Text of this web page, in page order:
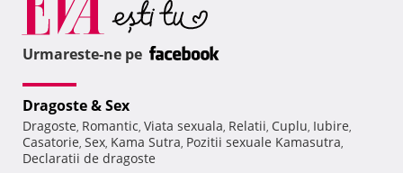
Urmareste-ne pe
Dragoste & Sex
Dragoste, Romantic, Viata sexuala, Relatii, Cuplu, Iubire,
Casatorie, Sex, Kama Sutra, Pozitii sexuale Kamasutra,
Declaratii de dragoste